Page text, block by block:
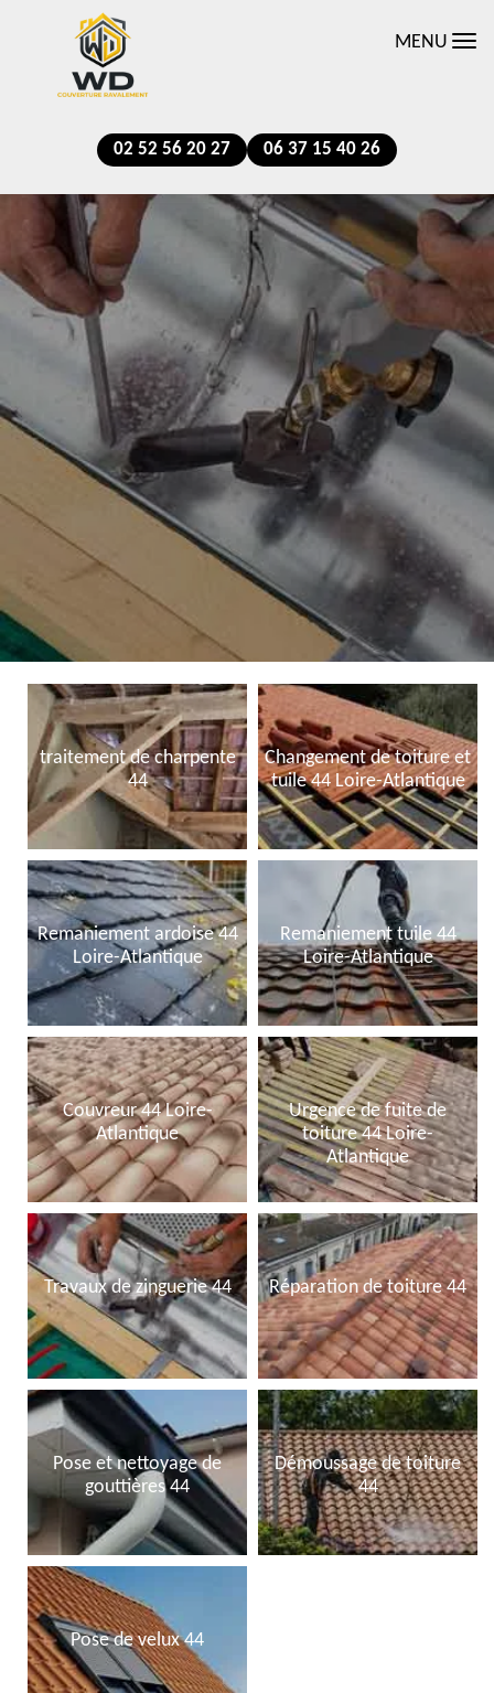
MENU
02 52 56 20 27 06 37 15 40 26
traitement de charpente
44
Changement de toiture et
tuile 44 Loire-Atlantique
Remaniement ardoise 44
Loire-Atlantique
Remaniement tuile 44
Loire-Atlantique
Couvreur 44 Loire-
Atlantique
Urgence de fuite de
toiture 44 Loire-
Atlantique
Travaux de zinguerie 44 Réparation de toiture 44
Pose et nettoyage de
gouttières 44
Démoussage de toiture
44
Pose de velux 44